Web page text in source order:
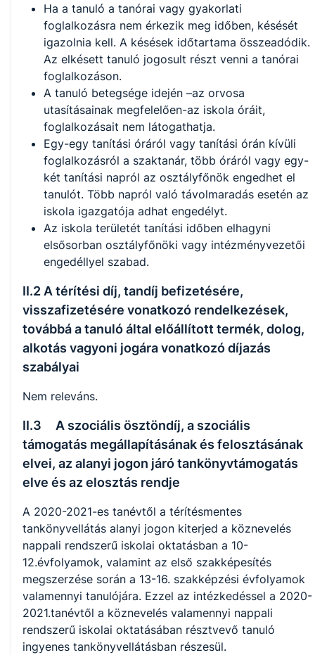
Ha a tanuló a tanórai vagy gyakorlati
foglalkozásra nem érkezik meg időben, késését
igazolnia kell. A késések időtartama összeadódik.
Az elkésett tanuló jogosult részt venni a tanórai
foglalkozáson.
A tanuló betegsége idején –az orvosa
utasításainak megfelelően-az iskola óráit,
foglalkozásait nem látogathatja.
Egy-egy tanítási óráról vagy tanítási órán kívüli
foglalkozásról a szaktanár, több óráról vagy egy-
két tanítási napról az osztályfőnök engedhet el
tanulót. Több napról való távolmaradás esetén az
iskola igazgatója adhat engedélyt.
Az iskola területét tanítási időben elhagyni
elsősorban osztályfőnöki vagy intézményvezetői
engedéllyel szabad.
II.2 A térítési díj, tandíj befizetésére,
visszafizetésére vonatkozó rendelkezések,
továbbá a tanuló által előállított termék, dolog,
alkotás vagyoni jogára vonatkozó díjazás
szabályai
Nem releváns.
II.3 A szociális ösztöndíj, a szociális
támogatás megállapításának és felosztásának
elvei, az alanyi jogon járó tankönyvtámogatás
elve és az elosztás rendje
A 2020-2021-es tanévtől a térítésmentes
tankönyvellátás alanyi jogon kiterjed a köznevelés
nappali rendszerű iskolai oktatásban a 10-
12.évfolyamok, valamint az első szakképesítés
megszerzése során a 13-16. szakképzési évfolyamok
valamennyi tanulójára. Ezzel az intézkedéssel a 2020-
2021.tanévtől a köznevelés valamennyi nappali
rendszerű iskolai oktatásában résztvevő tanuló
ingyenes tankönyvellátásban részesül.